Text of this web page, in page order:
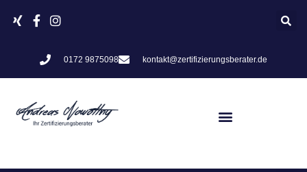
Inhalt
0172 9875098 kontakt@zertifizierungsberater.de